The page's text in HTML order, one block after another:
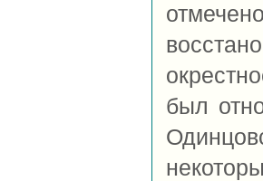
был